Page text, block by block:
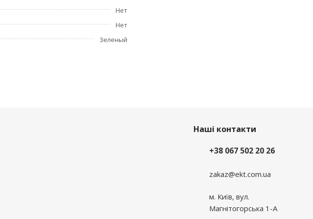
Нет
Нет
Зеленый
Наші контакти
+38 067 502 20 26
zakaz@ekt.com.ua
м. Київ, вул.
Магнітогорська 1-А